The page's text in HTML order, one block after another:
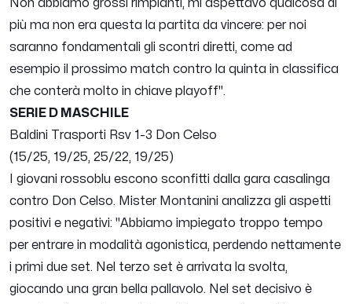
Non abbiamo grossi rimpianti, mi aspettavo qualcosa di
più ma non era questa la partita da vincere: per noi
saranno fondamentali gli scontri diretti, come ad
esempio il prossimo match contro la quinta in classifica
che conterà molto in chiave playoff".
SERIE D MASCHILE
Baldini Trasporti Rsv 1-3 Don Celso
(15/25, 19/25, 25/22, 19/25)
I giovani rossoblu escono sconfitti dalla gara casalinga
contro Don Celso. Mister Montanini analizza gli aspetti
positivi e negativi: "Abbiamo impiegato troppo tempo
per entrare in modalità agonistica, perdendo nettamente
i primi due set. Nel terzo set è arrivata la svolta,
giocando una gran bella pallavolo. Nel set decisivo è